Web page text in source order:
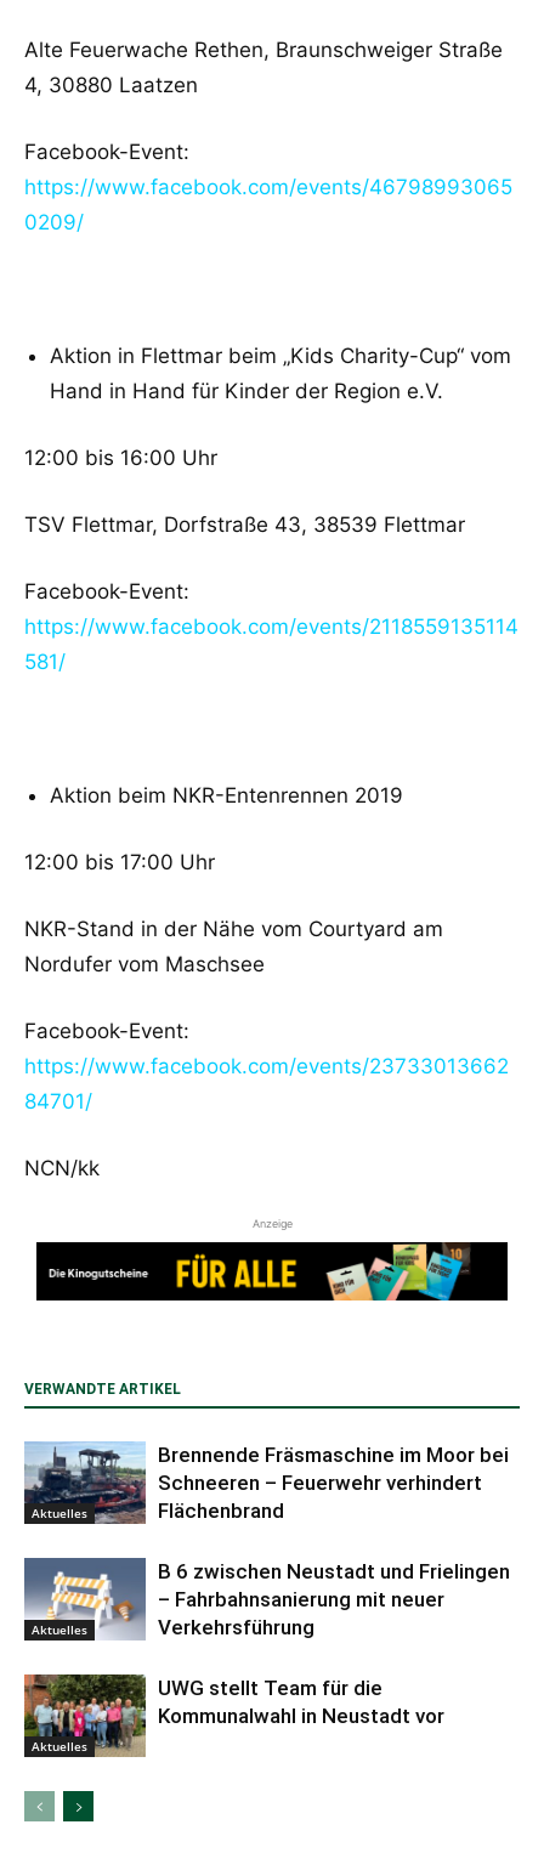
Alte Feuerwache Rethen, Braunschweiger Straße
4, 30880 Laatzen
Facebook-Event:
https://www.facebook.com/events/46798993065
0209/
Aktion in Flettmar beim „Kids Charity-Cup“ vom
Hand in Hand für Kinder der Region e.V.
12:00 bis 16:00 Uhr
TSV Flettmar, Dorfstraße 43, 38539 Flettmar
Facebook-Event:
https://www.facebook.com/events/2118559135114
581/
Aktion beim NKR-Entenrennen 2019
12:00 bis 17:00 Uhr
NKR-Stand in der Nähe vom Courtyard am
Nordufer vom Maschsee
Facebook-Event:
https://www.facebook.com/events/23733013662
84701/
NCN/kk
Anzeige
VERWANDTE ARTIKEL
Aktuelles
Brennende Fräsmaschine im Moor bei
Schneeren – Feuerwehr verhindert
Flächenbrand
Aktuelles
B 6 zwischen Neustadt und Frielingen
– Fahrbahnsanierung mit neuer
Verkehrsführung
Aktuelles
UWG stellt Team für die
Kommunalwahl in Neustadt vor